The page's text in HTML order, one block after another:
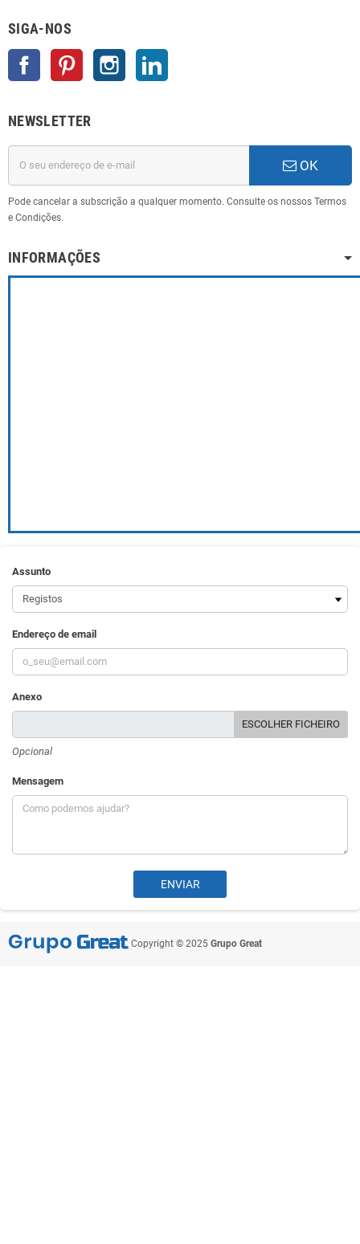
SIGA-NOS
Facebook Pinterest Instagram
NEWSLETTER
OK
Pode cancelar a subscrição a qualquer momento. Consulte os nossos Termos
e Condições.
INFORMAÇÕES
Assunto
Endereço de email
Anexo
ESCOLHER FICHEIRO
Opcional
Mensagem
Copyright © 2025 Grupo Great